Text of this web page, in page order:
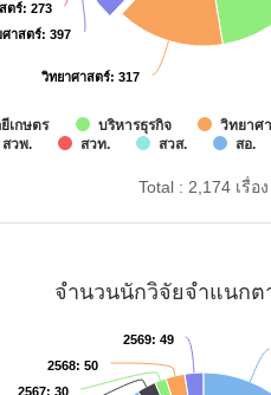
วิทยาศาสตร์: 317
วิทยาศาสตร์: 317
ศาสตร์: 397
ศาสตร์: 397
ตร์: 273
ตร์: 273
เกษตร บริหารธุรกิจ วิทยาศ
สวพ. สวท. สวส. สอ.
Total : 2,174 เรื่อง
จำนวนนักวิจัยจำแนกต
2567: 30
2567: 30
2568: 50
2568: 50
2569: 49
2569: 49